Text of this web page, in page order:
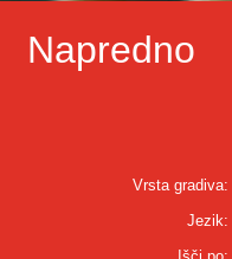
Napredno
Vrsta gradiva:
Jezik: